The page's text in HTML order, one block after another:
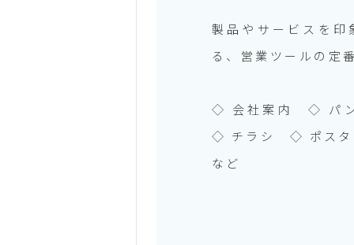
製品やサービスを印
る、営業ツールの定番
◇ 会社案内 ◇ パ
◇ チラシ ◇ ポス
など